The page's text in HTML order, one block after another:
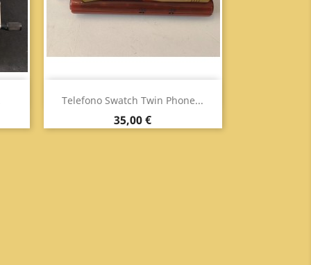
Telefono Swatch Twin Phone...
Prezzo
35,00 €
 Anteprima